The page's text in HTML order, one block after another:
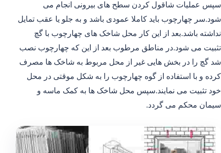
سپس عملیات شاقول کردن سطح های بیرونی انجام می
شود.سر چهارچوب باید کاملا عمودی باشد و به جلو یا عقب تمایل
نداشته باشد.بعد از این کار محل شاخک های چهارچوب با گچ
تثبیت می شود.در مناطق مرطوب بعد از این که چهارچوب نصب
شد گچ را در بخش هایی غیر از محل مربوط به شاخک ها مصرف
کرده و با استفاده از گوه چهارچوب را به شکل موقتی در محل
خود تثبیت می نمایند.سپس محل شاخک ها به کمک ماسه و
سیمان محکم می گردد.